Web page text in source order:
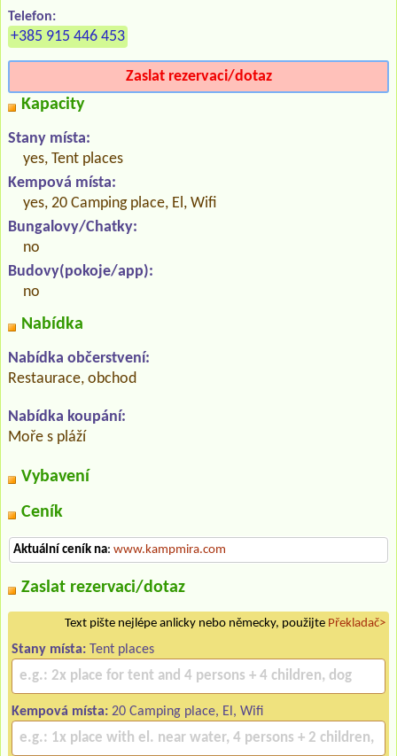
Telefon:
+385 915 446 453
Zaslat rezervaci/dotaz
Kapacity
Stany místa:
yes, Tent places
Kempová místa:
yes, 20 Camping place, El, Wifi
Bungalovy/Chatky:
no
Budovy(pokoje/app):
no
Nabídka
Nabídka občerstvení:
Restaurace, obchod
Nabídka koupání:
Moře s pláží
Vybavení
Ceník
Aktuální ceník na: www.kampmira.com
Zaslat rezervaci/dotaz
Text pište nejlépe anlicky nebo německy, použijte Překladač>
Stany místa: Tent places
Kempová místa: 20 Camping place, El, Wifi